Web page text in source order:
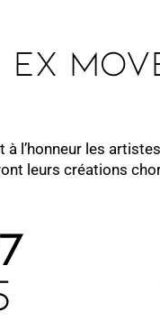
ex
à l’honneur les
leurs créations